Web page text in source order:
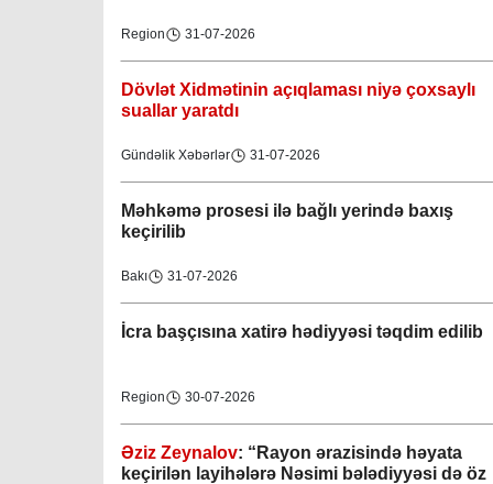
Region 31-07-2026
Dövlət Xidmətinin açıqlaması niyə çoxsaylı
suallar yaratdı
Gündəlik Xəbərlər 31-07-2026
Məhkəmə prosesi ilə bağlı yerində baxış
keçirilib
Bakı 31-07-2026
İcra başçısına xatirə hədiyyəsi təqdim edilib
Region 30-07-2026
Əziz Zeynalov: “Rayon ərazisində həyata
keçirilən layihələrə Nəsimi bələdiyyəsi də öz